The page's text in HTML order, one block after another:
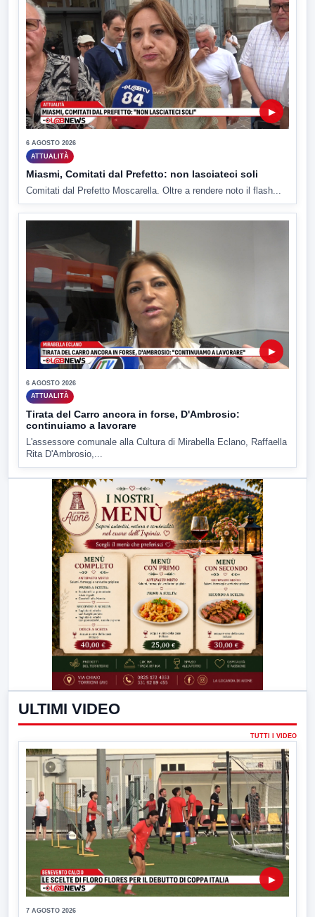
▶
6 AGOSTO 2026
ATTUALITÀ
Miasmi, Comitati dal Prefetto: non lasciateci soli
Comitati dal Prefetto Moscarella. Oltre a rendere noto il flash...
▶
6 AGOSTO 2026
ATTUALITÀ
Tirata del Carro ancora in forse, D'Ambrosio:
continuiamo a lavorare
L'assessore comunale alla Cultura di Mirabella Eclano, Raffaella
Rita D'Ambrosio,...
ULTIMI VIDEO
TUTTI I VIDEO
▶
7 AGOSTO 2026